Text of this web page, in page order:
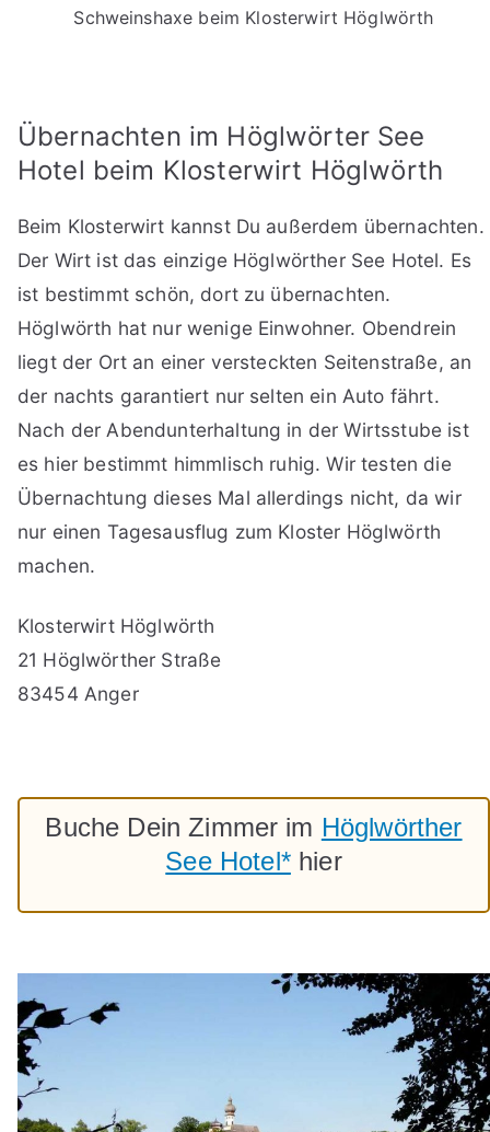
Schweinshaxe beim Klosterwirt Höglwörth
Übernachten im Höglwörter See
Hotel beim Klosterwirt Höglwörth
Beim Klosterwirt kannst Du außerdem übernachten.
Der Wirt ist das einzige Höglwörther See Hotel. Es
ist bestimmt schön, dort zu übernachten.
Höglwörth hat nur wenige Einwohner. Obendrein
liegt der Ort an einer versteckten Seitenstraße, an
der nachts garantiert nur selten ein Auto fährt.
Nach der Abendunterhaltung in der Wirtsstube ist
es hier bestimmt himmlisch ruhig. Wir testen die
Übernachtung dieses Mal allerdings nicht, da wir
nur einen Tagesausflug zum Kloster Höglwörth
machen.
Klosterwirt Höglwörth
21 Höglwörther Straße
83454 Anger
Buche Dein Zimmer im Höglwörther
See Hotel*hier